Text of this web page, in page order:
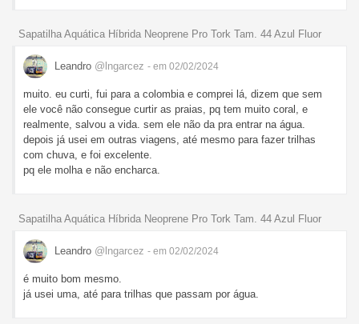
Sapatilha Aquática Híbrida Neoprene Pro Tork Tam. 44 Azul Fluor
Leandro @lngarcez - em 02/02/2024
muito. eu curti, fui para a colombia e comprei lá, dizem que sem
ele você não consegue curtir as praias, pq tem muito coral, e
realmente, salvou a vida. sem ele não da pra entrar na água.
depois já usei em outras viagens, até mesmo para fazer trilhas
com chuva, e foi excelente.
pq ele molha e não encharca.
Sapatilha Aquática Híbrida Neoprene Pro Tork Tam. 44 Azul Fluor
Leandro @lngarcez - em 02/02/2024
é muito bom mesmo.
já usei uma, até para trilhas que passam por água.